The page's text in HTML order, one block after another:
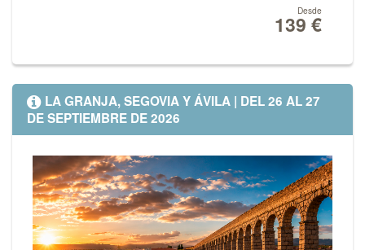
centenarias, su rica gastronomía y una atmósfera vibrante donde conviven lo
Desde
139 €
LA GRANJA, SEGOVIA Y ÁVILA | DEL 26 AL 27
DE SEPTIEMBRE DE 2026